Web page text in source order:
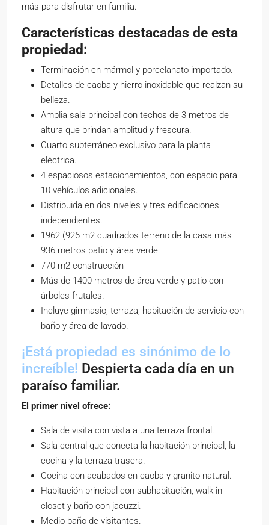
más para disfrutar en familia.
Características destacadas de esta
propiedad:
Terminación en mármol y porcelanato importado.
Detalles de caoba y hierro inoxidable que realzan su
belleza.
Amplia sala principal con techos de 3 metros de
altura que brindan amplitud y frescura.
Cuarto subterráneo exclusivo para la planta
eléctrica.
4 espaciosos estacionamientos, con espacio para
10 vehículos adicionales.
Distribuida en dos niveles y tres edificaciones
independientes.
1962 (926 m2 cuadrados terreno de la casa más
936 metros patio y área verde.
770 m2 construcción
Más de 1400 metros de área verde y patio con
árboles frutales.
Incluye gimnasio, terraza, habitación de servicio con
baño y área de lavado.
¡Está propiedad es sinónimo de lo
increíble! Despierta cada día en un
paraíso familiar.
El primer nivel ofrece:
Sala de visita con vista a una terraza frontal.
Sala central que conecta la habitación principal, la
cocina y la terraza trasera.
Cocina con acabados en caoba y granito natural.
Habitación principal con subhabitación, walk-in
closet y baño con jacuzzi.
Medio baño de visitantes.